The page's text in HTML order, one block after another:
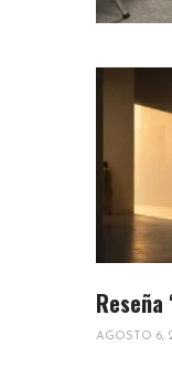
Reseña
AGOSTO 6,